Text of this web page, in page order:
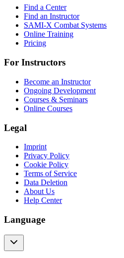
Find a Center
Find an Instructor
SAMI-X Combat Systems
Online Training
Pricing
For Instructors
Become an Instructor
Ongoing Development
Courses & Seminars
Online Courses
Legal
Imprint
Privacy Policy
Cookie Policy
Terms of Service
Data Deletion
About Us
Help Center
Language